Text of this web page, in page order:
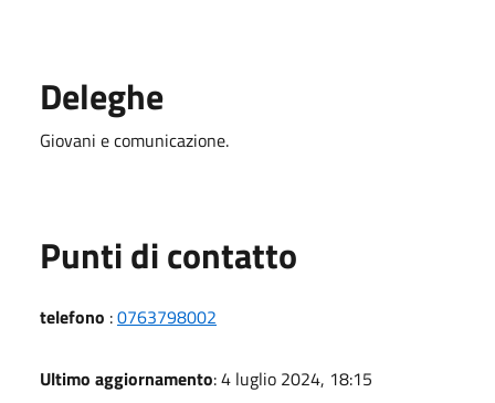
Deleghe
Giovani e comunicazione.
Punti di contatto
telefono :0763798002
Ultimo aggiornamento: 4 luglio 2024, 18:15